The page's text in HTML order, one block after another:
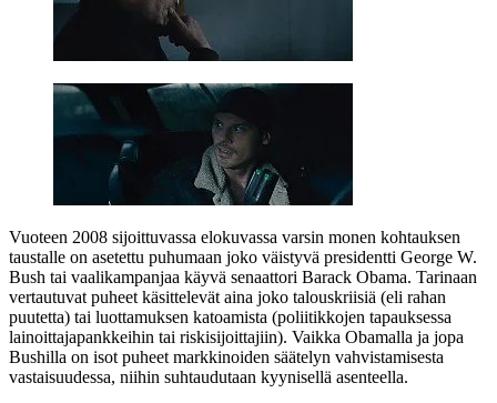
Vuoteen 2008 sijoittuvassa elokuvassa varsin monen kohtauksen
taustalle on asetettu puhumaan joko väistyvä presidentti George W.
Bush tai vaalikampanjaa käyvä senaattori Barack Obama. Tarinaan
vertautuvat puheet käsittelevät aina joko talouskriisiä (eli rahan
puutetta) tai luottamuksen katoamista (poliitikkojen tapauksessa
lainoittajapankkeihin tai riskisijoittajiin). Vaikka Obamalla ja jopa
Bushilla on isot puheet markkinoiden säätelyn vahvistamisesta
vastaisuudessa, niihin suhtaudutaan kyynisellä asenteella.